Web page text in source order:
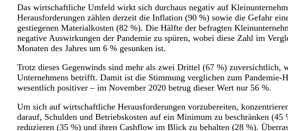
Das wirtschaftliche Umfeld wirkt sich durchaus negativ auf
Herausforderungen zählen derzeit die Inflation (90 %) sowie die Gefahr
gestiegenen Materialkosten (82 %). Die Hälfte der befragten
negative Auswirkungen der Pandemie zu spüren, wobei diese Zahl im
Monaten des Jahres um 6 % gesunken ist.
Trotz dieses Gegenwinds sind mehr als zwei Drittel (67 %) zuversichtlich,
Unternehmens betrifft. Damit ist die Stimmung verglichen zum Pandemie-
wesentlich positiver – im November 2020 betrug dieser Wert nur 56 %.
Um sich auf wirtschaftliche Herausforderungen vorzubereiten,
darauf, Schulden und Betriebskosten auf ein Minimum zu beschränken (45
reduzieren (35 %) und ihren Cashflow im Blick zu behalten (28 %).